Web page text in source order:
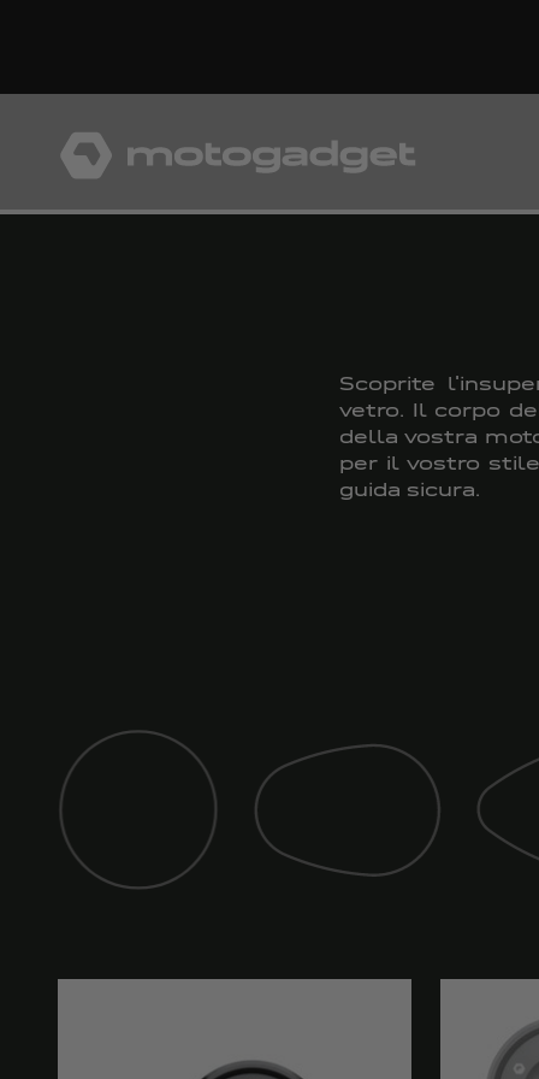
motogadget GmbH
Scoprite
vetro. Il corpo
della vostra
per il vostro
guida sicura.
Specchio (classico) Specchio (club)